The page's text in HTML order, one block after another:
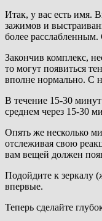
Итак, у вас есть имя.
зажимов и
более расслабленным.
Закончив комплекс,
то могут появиться
вполне нормально. С
В течение 15-30
среднем через 15-30
Опять же несколько
отслеживая свою
вам вещей должен
Подойдите к зеркалу
впервые.
Теперь сделайте